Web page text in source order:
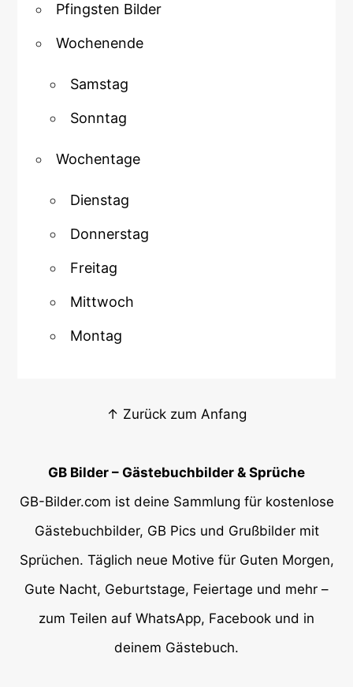
Pfingsten Bilder
Wochenende
Samstag
Sonntag
Wochentage
Dienstag
Donnerstag
Freitag
Mittwoch
Montag
↑ Zurück zum Anfang
GB Bilder – Gästebuchbilder & Sprüche
GB-Bilder.com ist deine Sammlung für kostenlose
Gästebuchbilder, GB Pics und Grußbilder mit
Sprüchen. Täglich neue Motive für Guten Morgen,
Gute Nacht, Geburtstage, Feiertage und mehr –
zum Teilen auf WhatsApp, Facebook und in
deinem Gästebuch.